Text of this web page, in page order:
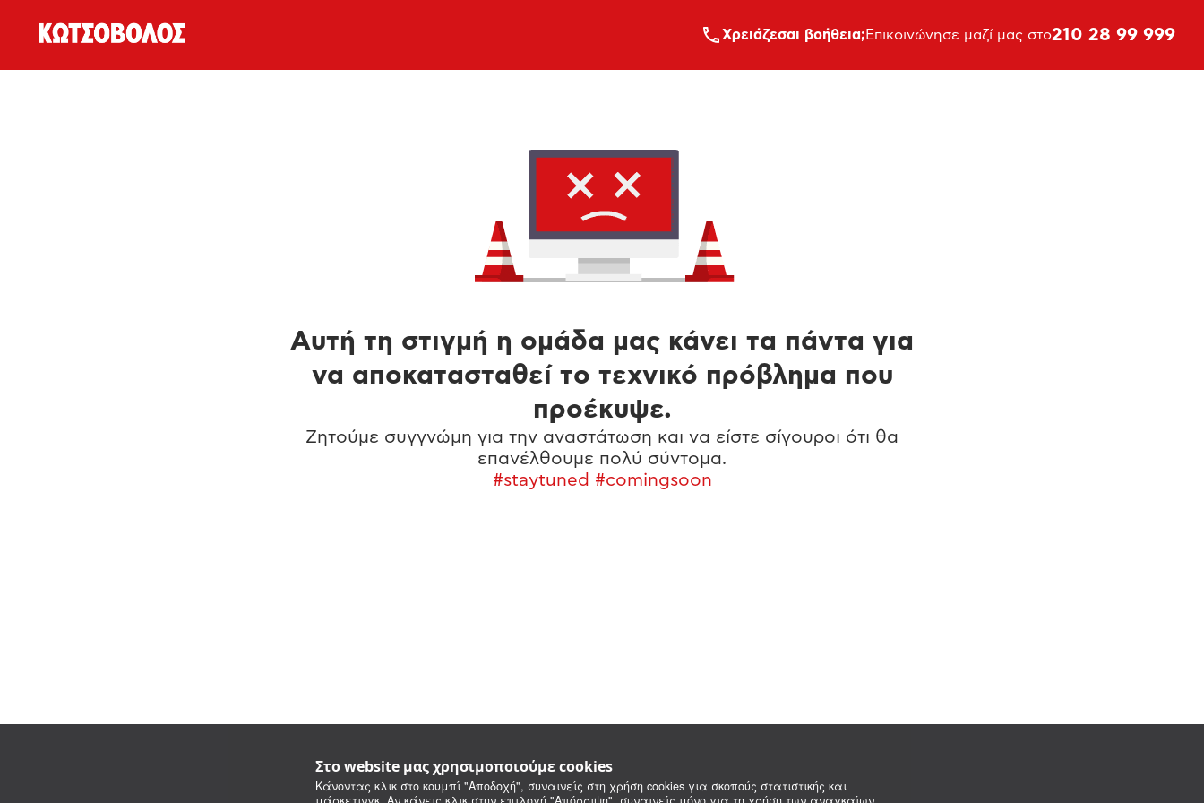
Στο website μας χρησιμοποιούμε cookies
Κάνοντας κλικ στο κουμπί "Αποδοχή", συναινείς στη χρήση cookies για σκοπούς στατιστικής και
Xρειάζεσαι βοήθεια; Επικοινώνησε μαζί μας στο210 28 99 999
Αυτή τη στιγμή η ομάδα μας κάνει τα πάντα για
να αποκατασταθεί το τεχνικό πρόβλημα που
προέκυψε.
Ζητούμε συγγνώμη για την αναστάτωση και να είστε σίγουροι ότι θα
επανέλθουμε πολύ σύντομα.
#staytuned #comingsoon